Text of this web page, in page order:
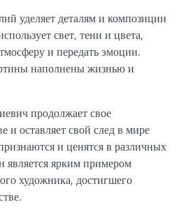
уделяет деталям и композиции
свет, тени и цвета,
и передать эмоции.
наполнены жизнью и
продолжает свое
и оставляет свой след в мире
и ценятся в различных
является ярким примером
художника, достигшего